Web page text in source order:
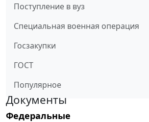
Поступление в вуз
Специальная военная операция
Госзакупки
ГОСТ
Популярное
Документы
Федеральные